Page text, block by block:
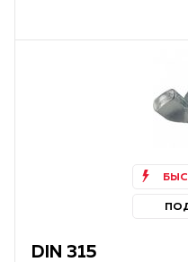
DIN 315